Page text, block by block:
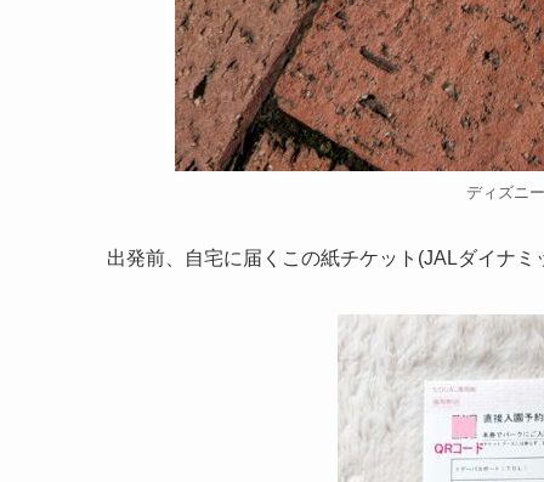
ディズニ
出発前、自宅に届くこの紙チケット(JALダイナ